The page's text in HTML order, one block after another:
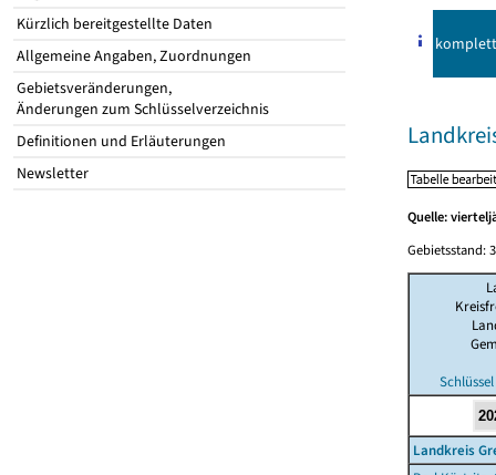
Kürzlich bereitgestellte Daten
Allgemeine Angaben, Zuordnungen
Gebietsveränderungen,
Änderungen zum Schlüsselverzeichnis
Definitionen und Erläuterungen
Newsletter
komplett
Quelle:
Gebietsstand:
Landkreis